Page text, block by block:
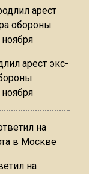
арест экс-
на